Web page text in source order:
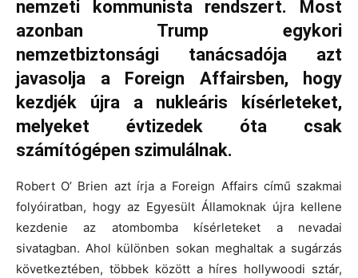
nemzeti kommunista rendszert. Most
azonban Trump egykori
nemzetbiztonsági tanácsadója azt
javasolja a Foreign Affairsben, hogy
kezdjék újra a nukleáris kísérleteket,
melyeket évtizedek óta csak
számítógépen szimulálnak.
Robert O’ Brien azt írja a Foreign Affairs című szakmai
folyóiratban, hogy az Egyesült Államoknak újra kellene
kezdenie az atombomba kísérleteket a nevadai
sivatagban. Ahol különben sokan meghaltak a sugárzás
következtében, többek között a híres hollywoodi sztár,